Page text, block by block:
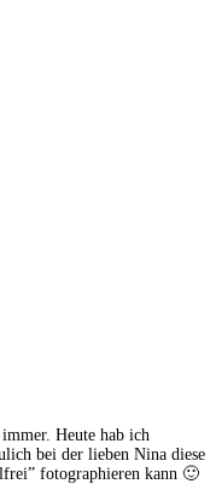
Heute hab ich
bei der lieben Nina diese
fotographieren kann 🙂